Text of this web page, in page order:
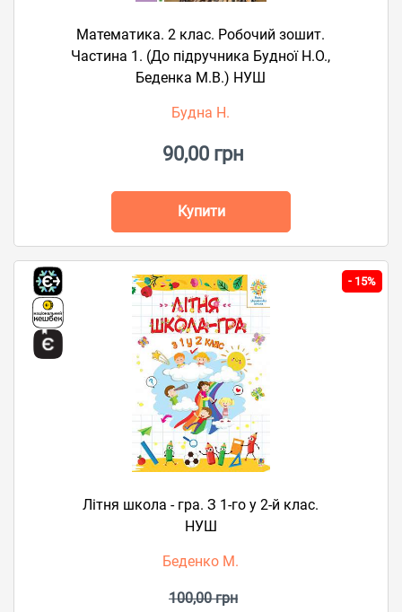
Математика. 2 клас. Робочий зошит.
Частина 1. (До підручника Будної Н.О.,
Беденка М.В.) НУШ
Будна Н.
90,00 грн
Купити
- 15%
Літня школа - гра. З 1-го у 2-й клас.
НУШ
Беденко М.
100,00 грн